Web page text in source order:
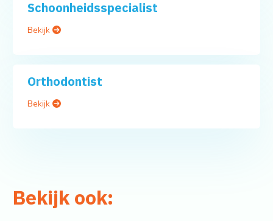
Schoonheidsspecialist
Bekijk
Orthodontist
Bekijk
Bekijk ook: